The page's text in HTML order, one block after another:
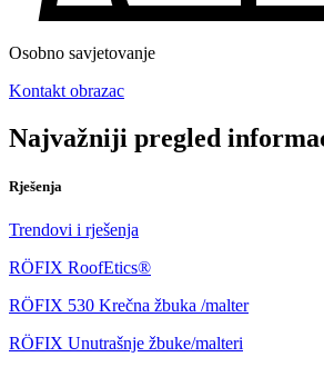
Osobno savjetovanje
Kontakt obrazac
Najvažniji pregled
Rješenja
Trendovi i rješenja
RÖFIX RoofEtics®
RÖFIX 530 Krečna žbuka /malter
RÖFIX Unutrašnje žbuke/malteri